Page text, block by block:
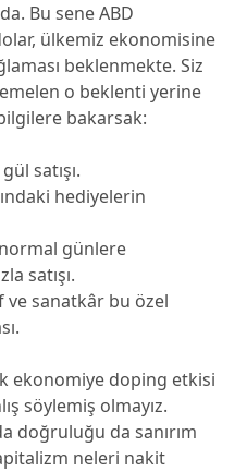
Bu sene ABD
ülkemiz ekonomisine
beklenmekte. Siz
o beklenti yerine
bakarsak:
satışı.
hediyelerin
günlere
satışı.
ve sanatkâr bu özel
ekonomiye doping etkisi
söylemiş olmayız.
doğruluğu da sanırım
neleri nakit